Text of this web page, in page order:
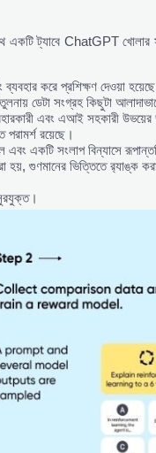
একটি ট্যাবে ChatGPT
করে প্রশিক্ষণ দেওয়া হয়েছে
ডেটা সংগ্রহ কিছুটা
এবং এআই সহকারী উভয়ের
রয়েছে।
একটি সংলাপ বিন্যাসে
হয়, গুণমানের ভিত্তিতে